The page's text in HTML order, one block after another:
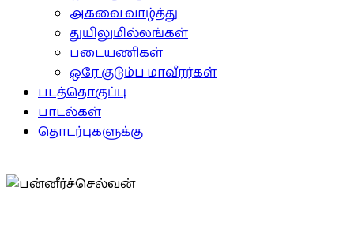
அகவை வாழ்த்து
துயிலுமில்லங்கள்
படையணிகள்
ஒரே குடும்ப மாவீரர்கள்
படத்தொகுப்பு
பாடல்கள்
தொடர்புகளுக்கு